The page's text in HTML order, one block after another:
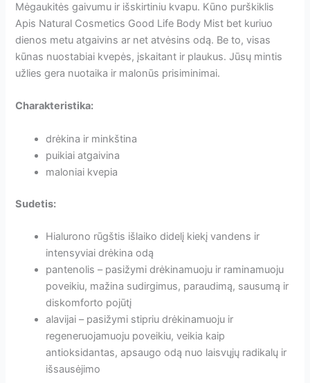
Mėgaukitės gaivumu ir išskirtiniu kvapu. Kūno purškiklis
Apis Natural Cosmetics Good Life Body Mist bet kuriuo
dienos metu atgaivins ar net atvėsins odą. Be to, visas
kūnas nuostabiai kvepės, įskaitant ir plaukus. Jūsų mintis
užlies gera nuotaika ir malonūs prisiminimai.
Charakteristika:
drėkina ir minkština
puikiai atgaivina
maloniai kvepia
Sudetis:
Hialurono rūgštis išlaiko didelį kiekį vandens ir
intensyviai drėkina odą
pantenolis – pasižymi drėkinamuoju ir raminamuoju
poveikiu, mažina sudirgimus, paraudimą, sausumą ir
diskomforto pojūtį
alavijai – pasižymi stipriu drėkinamuoju ir
regeneruojamuoju poveikiu, veikia kaip
antioksidantas, apsaugo odą nuo laisvųjų radikalų ir
išsausėjimo